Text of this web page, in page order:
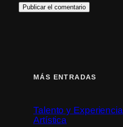
MÁS ENTRADAS
Talento y Experiencia
Artística